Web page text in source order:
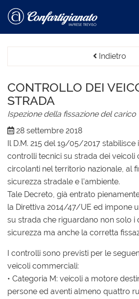
Indietro
CONTROLLO DEI
STRADA
Ispezione della fissazione del carico
28 settembre 2018
Il D.M. 215 del 19/05/2017
controlli tecnici su strada dei veicoli
circolanti nel territorio nazionale, al
sicurezza stradale e l’ambiente.
Tale Decreto, già entrato
la Direttiva 2014/47/UE ed impone
su strada che riguardano non solo i
sicurezza ma anche la corretta
I controlli sono previsti per le
veicoli commerciali:
• Categoria M: veicoli a motore
persone ed aventi almeno quattro